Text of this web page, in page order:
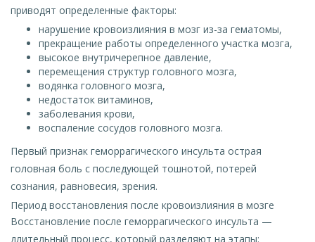
приводят определенные факторы:
нарушение кровоизлияния в мозг из-за гематомы,
прекращение работы определенного участка мозга,
высокое внутричерепное давление,
перемещения структур головного мозга,
водянка головного мозга,
недостаток витаминов,
заболевания крови,
воспаление сосудов головного мозга.
Первый признак геморрагического инсульта острая
головная боль с последующей тошнотой, потерей
сознания, равновесия, зрения.
Период восстановления после кровоизлияния в мозге
Восстановление после геморрагического инсульта —
длительный процесс, который разделяют на этапы: